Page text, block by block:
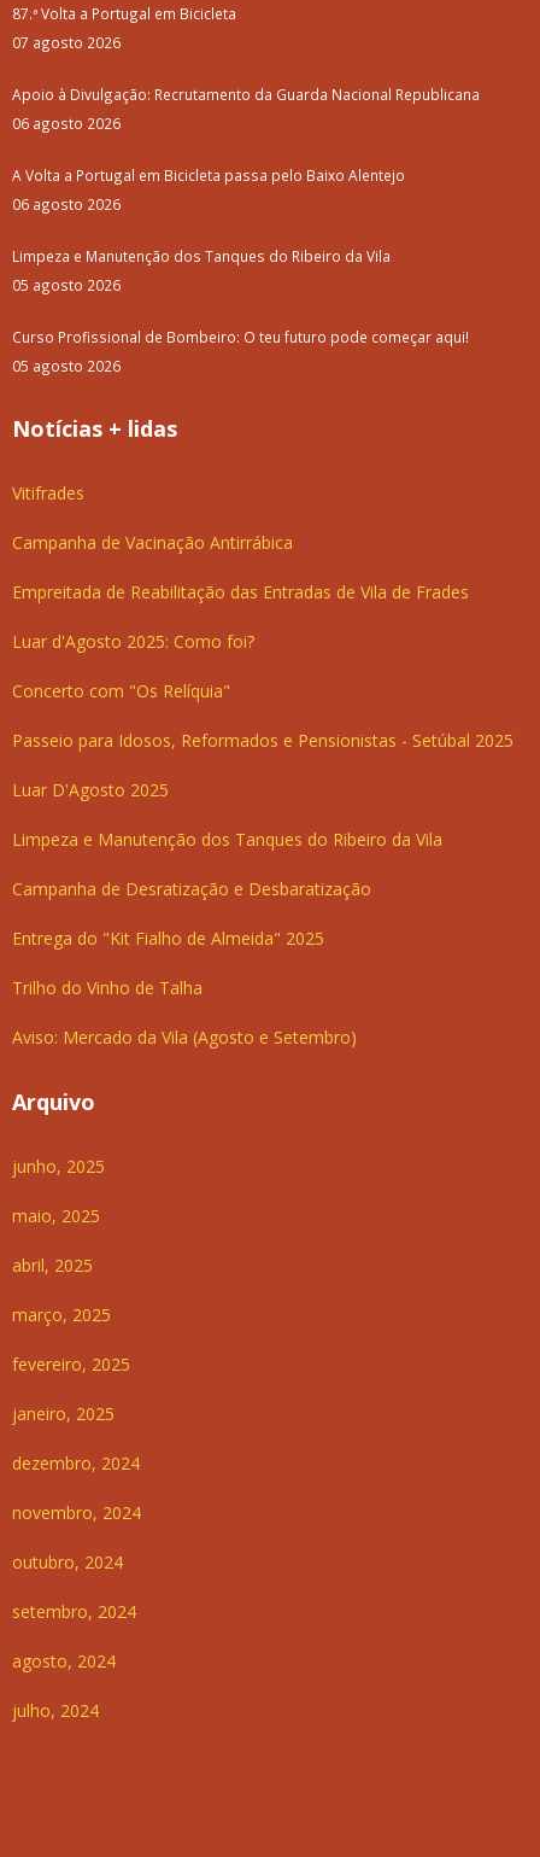
87.ª Volta a Portugal em Bicicleta
07 agosto 2026
Apoio à Divulgação: Recrutamento da Guarda Nacional Republicana
06 agosto 2026
A Volta a Portugal em Bicicleta passa pelo Baixo Alentejo
06 agosto 2026
Limpeza e Manutenção dos Tanques do Ribeiro da Vila
05 agosto 2026
Curso Profissional de Bombeiro: O teu futuro pode começar aqui!
05 agosto 2026
Notícias + lidas
Vitifrades
Campanha de Vacinação Antirrábica
Empreitada de Reabilitação das Entradas de Vila de Frades
Luar d'Agosto 2025: Como foi?
Concerto com "Os Relíquia"
Passeio para Idosos, Reformados e Pensionistas - Setúbal 2025
Luar D'Agosto 2025
Limpeza e Manutenção dos Tanques do Ribeiro da Vila
Campanha de Desratização e Desbaratização
Entrega do "Kit Fialho de Almeida" 2025
Trilho do Vinho de Talha
Aviso: Mercado da Vila (Agosto e Setembro)
Arquivo
junho, 2025
maio, 2025
abril, 2025
março, 2025
fevereiro, 2025
janeiro, 2025
dezembro, 2024
novembro, 2024
outubro, 2024
setembro, 2024
agosto, 2024
julho, 2024